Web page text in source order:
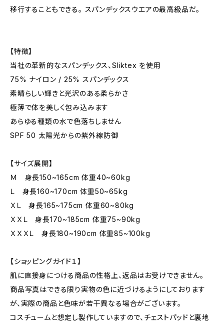
移行することもできる。 スパンデックスウエアの最高級品だ。
【特徴】
当社の革新的なスパンデックス、Sliktex を使用
75% ナイロン / 25% スパンデックス
素晴らしい輝きと光沢のある柔らかさ
極薄で体を美しく包み込みます
あらゆる種類の水で色落ちしません
SPF 50 太陽光からの紫外線防御
【サイズ展開】
Ｍ 身長150~165cm 体重40~60kg
Ｌ 身長160~170cm 体重50~65kg
ＸＬ 身長165~175cm 体重60~80kg
ＸＸＬ 身長170~185cm 体重75~90kg
ＸＸＸＬ 身長180~190cm 体重85~100kg
【ショッピングガイド１】
肌に直接身につける商品の性格上、返品はお受けできません。
商品写真はできる限り実物の色に近づけるようにしております
が、実際の商品と色味が若干異なる場合がございます。
コスチュームと想定し製作していますので、チェストパッドと裏地